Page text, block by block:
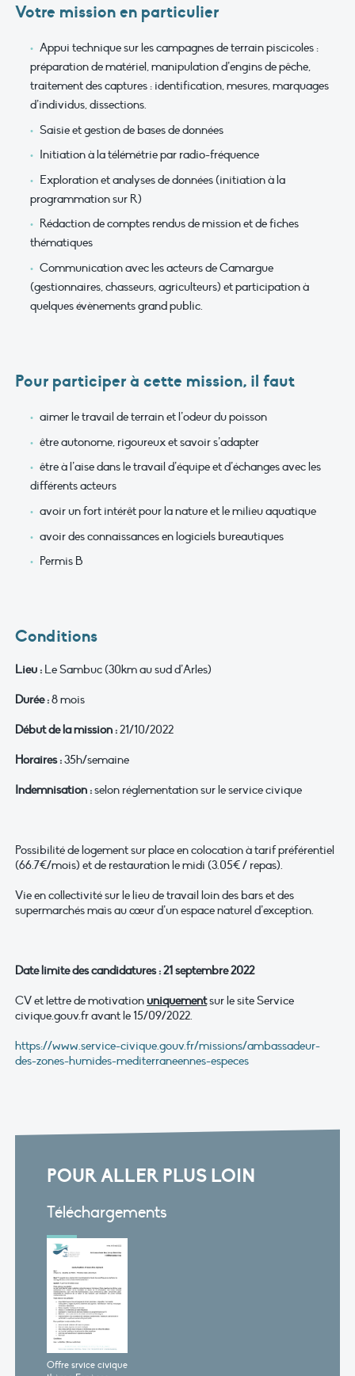
Votre mission en particulier
Appui technique sur les campagnes de terrain piscicoles :
préparation de matériel, manipulation d’engins de pêche,
traitement des captures : identification, mesures, marquages
d’individus, dissections.
Saisie et gestion de bases de données
Initiation à la télémétrie par radio-fréquence
Exploration et analyses de données (initiation à la
programmation sur R)
Rédaction de comptes rendus de mission et de fiches
thématiques
Communication avec les acteurs de Camargue
(gestionnaires, chasseurs, agriculteurs) et participation à
quelques évènements grand public.
Pour participer à cette mission, il faut
aimer le travail de terrain et l’odeur du poisson
être autonome, rigoureux et savoir s’adapter
être à l’aise dans le travail d’équipe et d’échanges avec les
différents acteurs
avoir un fort intérêt pour la nature et le milieu aquatique
avoir des connaissances en logiciels bureautiques
Permis B
Conditions
Lieu : Le Sambuc (30km au sud d’Arles)
Durée :8 mois
Début de la mission :21/10/2022
Horaires :35h/semaine
Indemnisation :selon réglementation sur le service civique
Possibilité de logement sur place en colocation à tarif préférentiel
(66.7€/mois) et de restauration le midi (3.05€ / repas).
Vie en collectivité sur le lieu de travail loin des bars et des
supermarchés mais au cœur d’un espace naturel d’exception.
Date limite des candidatures : 21 septembre 2022
CV et lettre de motivation uniquementsur le site Service
civique.gouv.fr avant le 15/09/2022.
https://www.service-civique.gouv.fr/missions/ambassadeur-
des-zones-humides-mediterraneennes-especes
POUR ALLER PLUS LOIN
Téléchargements
Offre srvice civique